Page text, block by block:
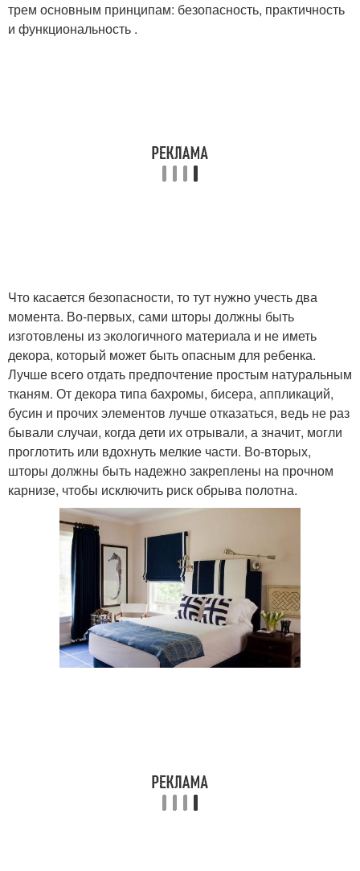
трем основным принципам: безопасность, практичность
и функциональность .
Что касается безопасности, то тут нужно учесть два
момента. Во-первых, сами шторы должны быть
изготовлены из экологичного материала и не иметь
декора, который может быть опасным для ребенка.
Лучше всего отдать предпочтение простым натуральным
тканям. От декора типа бахромы, бисера, аппликаций,
бусин и прочих элементов лучше отказаться, ведь не раз
бывали случаи, когда дети их отрывали, а значит, могли
проглотить или вдохнуть мелкие части. Во-вторых,
шторы должны быть надежно закреплены на прочном
карнизе, чтобы исключить риск обрыва полотна.